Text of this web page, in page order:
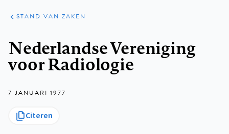
ARTIKELEN
PRAKTIJK
STAND VAN ZAKEN
Nederlandse Vereniging
voor Radiologie
7 JANUARI 1977
Citeren